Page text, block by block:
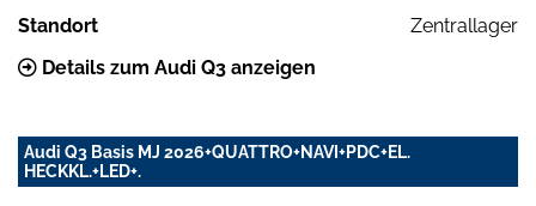
Standort
Zentrallager
Details zum Audi Q3 anzeigen
Audi Q3 Basis MJ 2026+QUATTRO+NAVI+PDC+EL.
HECKKL.+LED+.